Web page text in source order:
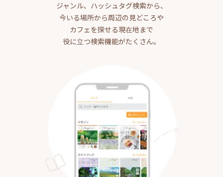
ジャンル、ハッシュタグ検索から、
今いる場所から周辺の見どころや
カフェを探せる現在地まで
役に立つ検索機能がたくさん。